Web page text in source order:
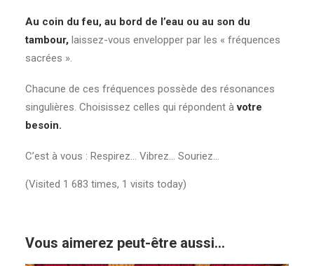
Au coin du feu, au bord de l’eau ou au son du
tambour, laissez-vous envelopper par les « fréquences
sacrées ».
Chacune de ces fréquences possède des résonances
singulières. Choisissez celles qui répondent àvotre
besoin.
C’est à vous : Respirez… Vibrez… Souriez…
(Visited 1 683 times, 1 visits today)
Vous aimerez peut-être aussi…